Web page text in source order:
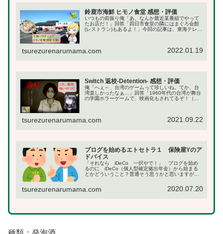
鈴鹿市海鮮 ヒモノ食堂 感想・評価
いつもの前振り俺「あ、なんか最近某番組でやって
たお店だ！」回答「四日市食堂の隣にはまぐろ会館
(レストラン)もあるよ！」今回の記事は、東海テレビ
tsurezurenarumama.com 2022.01.19
Switch 返校-Detention- 感想・評価
俺「へぇ～、台湾のゲームって珍しいね。てか、台
湾楽しかったなぁ…」回答「1960年代の台湾が舞台
の学園ホラーゲームで、映画化もされてるぞ！（そ
tsurezurenarumama.com 2021.09.22
ブログを始めるエトセトラ１ 保険屋Yのア
ドバイス
「それなら iDeCo 一択やで！」 ブログを始め
るのに iDeCo（個人型確定拠出年金）から始まる
とかどういうこと？普通そう思うかと思いますが、
降、チョイチョイ出てきます)とは小学校からの友
人...
tsurezurenarumama.com 2020.07.20